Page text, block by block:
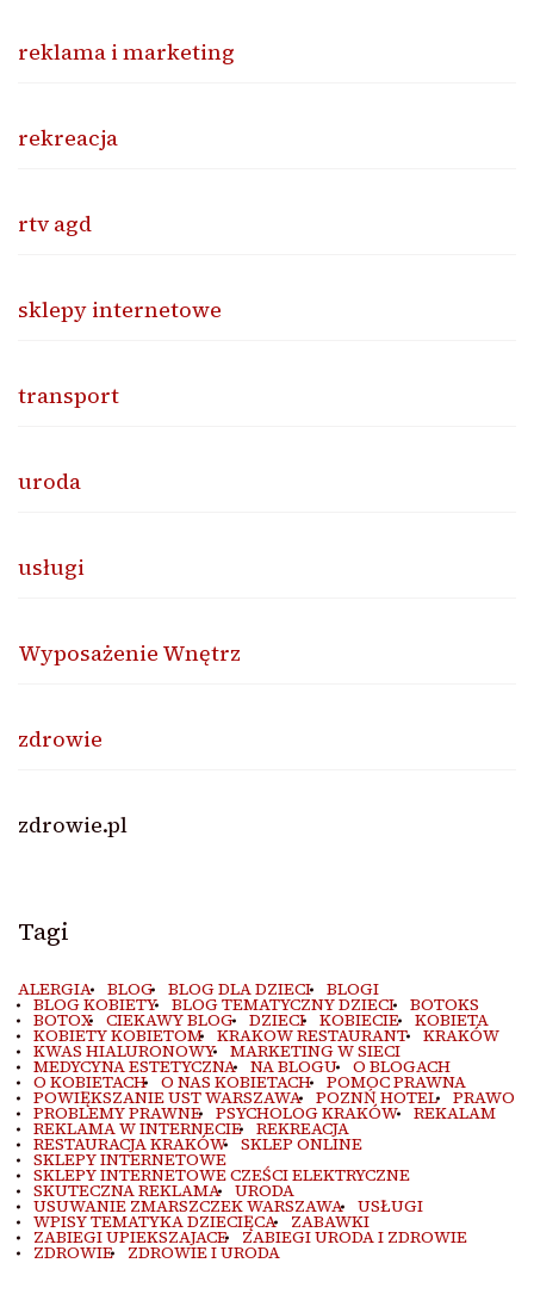
reklama i marketing
rekreacja
rtv agd
sklepy internetowe
transport
uroda
usługi
Wyposażenie Wnętrz
zdrowie
zdrowie.pl
Tagi
ALERGIA BLOG BLOG DLA DZIECI BLOGI
BLOG KOBIETY BLOG TEMATYCZNY DZIECI BOTOKS
BOTOX CIEKAWY BLOG DZIECI KOBIECIE KOBIETA
KOBIETY KOBIETOM KRAKOW RESTAURANT KRAKÓW
KWAS HIALURONOWY MARKETING W SIECI
MEDYCYNA ESTETYCZNA NA BLOGU O BLOGACH
O KOBIETACH O NAS KOBIETACH POMOC PRAWNA
POWIĘKSZANIE UST WARSZAWA POZNŃ HOTEL PRAWO
PROBLEMY PRAWNE PSYCHOLOG KRAKÓW REKALAM
REKLAMA W INTERNECIE REKREACJA
RESTAURACJA KRAKÓW SKLEP ONLINE
SKLEPY INTERNETOWE
SKLEPY INTERNETOWE CZEŚCI ELEKTRYCZNE
SKUTECZNA REKLAMA URODA
USUWANIE ZMARSZCZEK WARSZAWA USŁUGI
WPISY TEMATYKA DZIECIĘCA ZABAWKI
ZABIEGI UPIEKSZAJACE ZABIEGI URODA I ZDROWIE
ZDROWIE ZDROWIE I URODA